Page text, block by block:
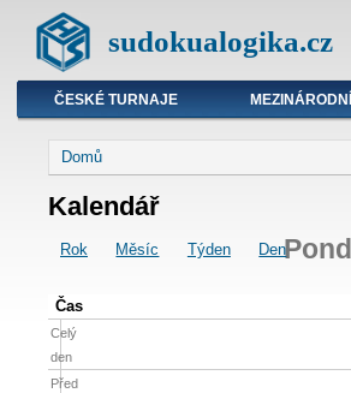
sudokualogika.cz
ČESKÉ TURNAJE
Domů
Kalendář
Rok Měsíc Týden Den
Čas
Celý
den
Před